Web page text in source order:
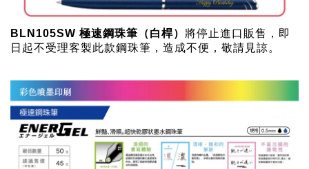
BLN105SW 極速鋼珠筆（白桿） 將停止進口販售，即
日起不受理客製此款鋼珠筆，造成不便，敬請見諒。